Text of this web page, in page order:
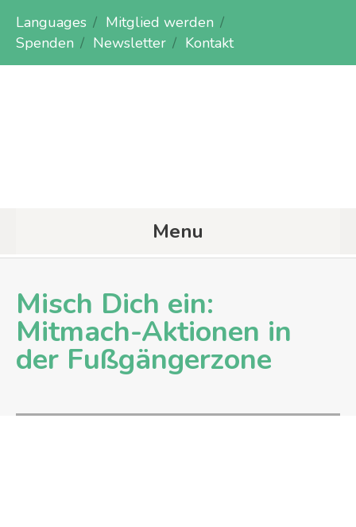
Languages
Mitglied werden
Spenden
Newsletter Kontakt
Menu
Misch Dich ein:
Mitmach-Aktionen in
der Fußgängerzone